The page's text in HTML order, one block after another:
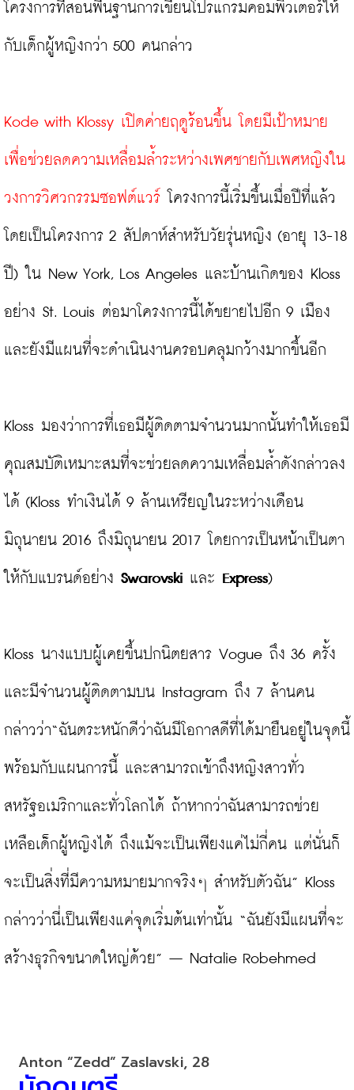
โครงการที่สอนพื้นฐานการเขียนโปรแกรมคอมพิวเตอร์ให้
กับเด็กผู้หญิงกว่า 500 คนกล่าว
Kode with Klossy เปิดค่ายฤดูร้อนขึ้น โดยมีเป้าหมาย
เพื่อช่วยลดความเหลื่อมล้ำระหว่างเพศชายกับเพศหญิงใน
วงการวิศวกรรมซอฟต์แวร์ โครงการนี้เริ่มขึ้นเมื่อปีที่แล้ว
โดยเป็นโครงการ 2 สัปดาห์สำหรับวัยรุ่นหญิง (อายุ 13-18
ปี) ใน New York, Los Angeles และบ้านเกิดของ Kloss
อย่าง St. Louis ต่อมาโครงการนี้ได้ขยายไปอีก 9 เมือง
และยังมีแผนที่จะดำเนินงานครอบคลุมกว้างมากขึ้นอีก
Kloss มองว่าการที่เธอมีผู้ติดตามจำนวนมากนั้นทำให้เธอมี
คุณสมบัติเหมาะสมที่จะช่วยลดความเหลื่อมล้ำดังกล่าวลง
ได้ (Kloss ทำเงินได้ 9 ล้านเหรียญในระหว่างเดือน
มิถุนายน 2016 ถึงมิถุนายน 2017 โดยการเป็นหน้าเป็นตา
ให้กับแบรนด์อย่าง Swarovski และ Express)
Kloss นางแบบผู้เคยขึ้นปกนิตยสาร Vogue ถึง 36 ครั้ง
และมีจำนวนผู้ติดตามบน Instagram ถึง 7 ล้านคน
กล่าวว่า“ฉันตระหนักดีว่าฉันมีโอกาสดีที่ได้มายืนอยู่ในจุดนี้
พร้อมกับแผนการนี้ และสามารถเข้าถึงหญิงสาวทั่ว
สหรัฐอเมริกาและทั่วโลกได้ ถ้าหากว่าฉันสามารถช่วย
เหลือเด็กผู้หญิงได้ ถึงแม้จะเป็นเพียงแค่ไม่กี่คน แต่นั่นก็
จะเป็นสิ่งที่มีความหมายมากจริงๆ สำหรับตัวฉัน” Kloss
กล่าวว่านี่เป็นเพียงแค่จุดเริ่มต้นเท่านั้น “ฉันยังมีแผนที่จะ
สร้างธุรกิจขนาดใหญ่ด้วย” – Natalie Robehmed